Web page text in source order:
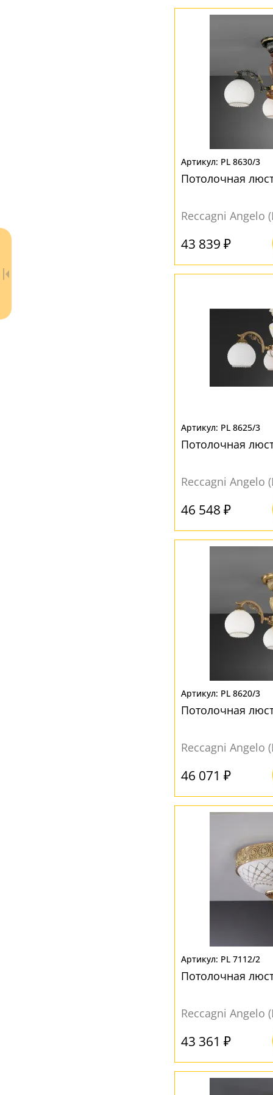
- бесплатная доставка
PL 8630/3
Потолочная
Reccagni Angelo
43 839 ₽
PL 8625/3
Потолочная
Reccagni Angelo
46 548 ₽
PL 8620/3
Потолочная
Reccagni Angelo
46 071 ₽
PL 7112/2
Потолочная
Reccagni Angelo
43 361 ₽